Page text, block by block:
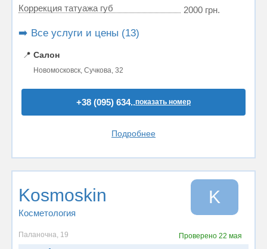
Коррекция татуажа губ
2000 грн.
➡️ Все услуги и цены (13)
📍 Салон
Новомосковск, Сучкова, 32
+38 (095) 634..показать номер
Подробнее
Kosmoskin
Косметология
K
Паланочна, 19 Проверено 22 мая